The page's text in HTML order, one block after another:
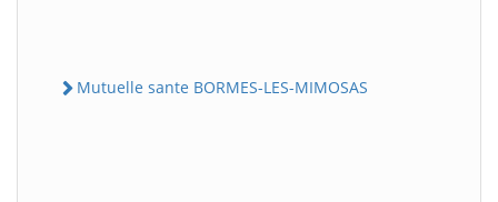
Mutuelle sante BORMES-LES-MIMOSAS